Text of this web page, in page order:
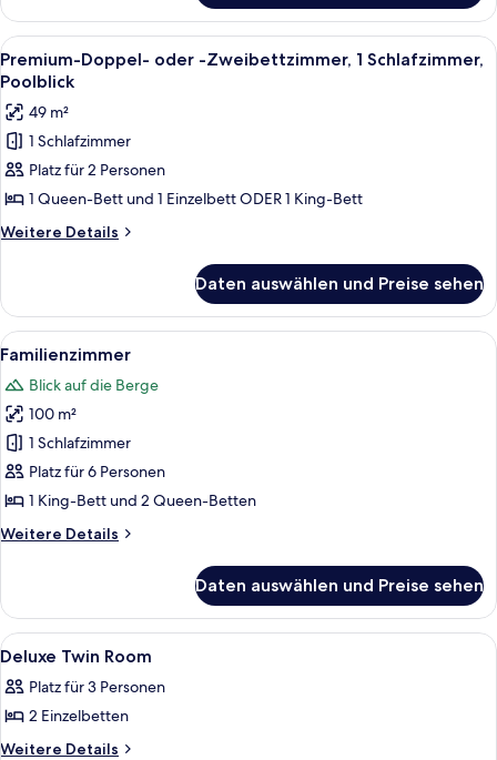
Zimmer
Alle
Fotos
für
Premium-
Doppel-
oder
-
Zweibettzimmer,
Poolblick
anzeigen
Ein Balkon mit Korbmöbeln, einer
15
Premium-Doppel- oder -Zweibettzimmer, 1 Schlafzimmer,
Poolblick
49 m²
1 Schlafzimmer
Platz für 2 Personen
1 Queen-Bett und 1 Einzelbett ODER 1 King-Bett
Weitere Details
Weitere
Doppel-
oder
-
Schlafzimmer,
Poolblick
Daten auswählen und Preise sehen
Alle
Fotos
für
Familienzimmer
anzeigen
Ein Hotelzimmer mit einem großen
17
Familienzimmer
Blick auf die Berge
100 m²
1 Schlafzimmer
Platz für 6 Personen
1 King-Bett und 2 Queen-Betten
Weitere Details
Weitere
Daten auswählen und Preise sehen
Alle
Fotos
für
Deluxe
Twin
Hochwertige Bettwaren, Zimmersafe,
6
Deluxe Twin Room
Platz für 3 Personen
2 Einzelbetten
Weitere Details
Weitere